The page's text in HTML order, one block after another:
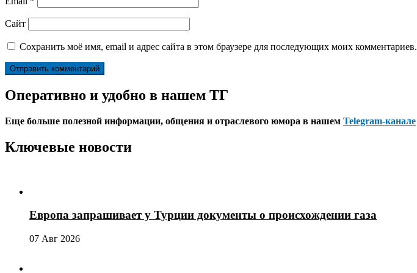
Сайт
Сохранить моё имя, email и адрес сайта в этом браузере для последующих моих комментариев.
Оперативно и удобно в нашем ТГ
Еще больше полезной информации, общения и отраслевого юмора в нашем Telegram-канале
Ключевые новости
Европа запрашивает у Турции документы о происхождении газа
07 Авг 2026